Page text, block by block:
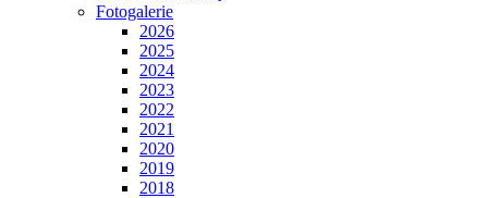
Fotogalerie
2026
2025
2024
2023
2022
2021
2020
2019
2018